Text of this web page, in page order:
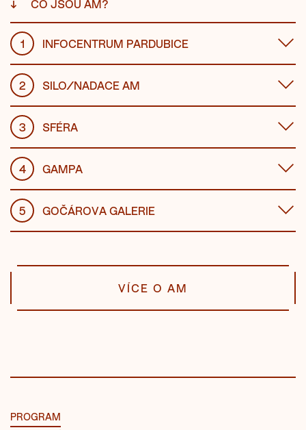
↓ CO JSOU AM?
1 INFOCENTRUM PARDUBICE
2 SILO/NADACE AM
3 SFÉRA
4 GAMPA
5 GOČÁROVA GALERIE
VÍCE O AM
PROGRAM